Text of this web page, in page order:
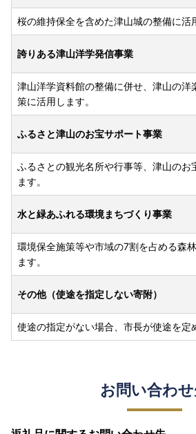
桜の維持保全を含めた津山城の整備に活
誇りある津山洋学発信事業
津山洋学資料館の整備に併せ、津山の洋
策に活用します。
ふるさと津山のお宝サポート事業
ふるさとの観光名所や行事等、津山のお
ます。
水と緑あふれる環境まちづくり事業
環境保全施策等や市域の7割を占める森
ます。
その他（使途を指定しない寄附）
使途の指定がない場合、市長が使途を定
お問い合わ